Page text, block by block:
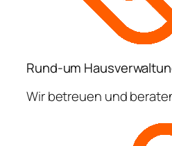
Rund-um
Wir betreuen und